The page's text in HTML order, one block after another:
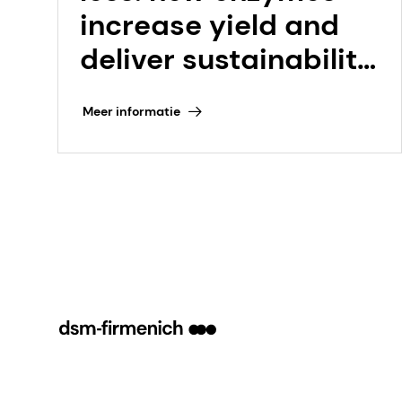
increase yield and
deliver sustainability
processing
Meer informatie